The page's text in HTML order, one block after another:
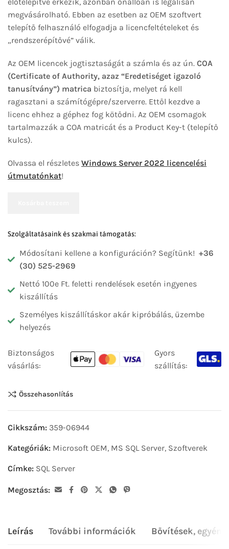
megvásárolható. Ebben az esetben az OEM szoftvert
telepítő felhasználó elfogadja a licencfeltételeket és
„rendszerépítővé” válik.
Az OEM licencek jogtisztaságát a számla és az ún. COA
(Certificate of Authority, azaz “Eredetiséget igazoló
tanusítvány”) matrica biztosítja, melyet rá kell
ragasztani a számítógépre/szerverre. Ettől kezdve a
licenc ehhez a géphez fog kötődni. Az OEM csomagok
tartalmazzák a COA matricát és a Product Key-t (telepítő
kulcs).
Olvassa el részletes Windows Server 2022 licencelési
útmutatónkat!
Szolgáltatásaink és szakmai támogatás:
Módosítani kellene a konfiguráción? Segítünk! +36
(30) 525-2969
Nettó 100e Ft. feletti rendelések esetén ingyenes
kiszállítás
Személyes kiszállításkor akár kipróbálás, üzembe
helyezés
Biztonságos
vásárlás:
Gyors
szállítás:
Összehasonlítás
Cikkszám: 359-06944
Kategóriák: Microsoft OEM, MS SQL Server, Szoftverek
Címke: SQL Server
Megosztás:
Leírás További információk Bővítések,